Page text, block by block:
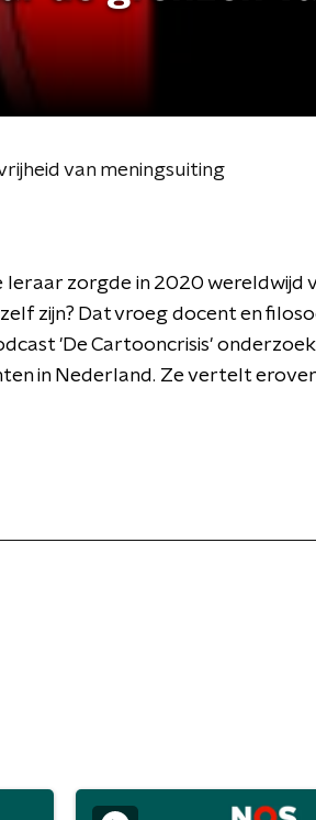
van meningsuiting
leraar zorgde in 2020 wereldwijd
zijn? Dat vroeg docent en
'De Cartooncrisis'
in Nederland. Ze vertelt